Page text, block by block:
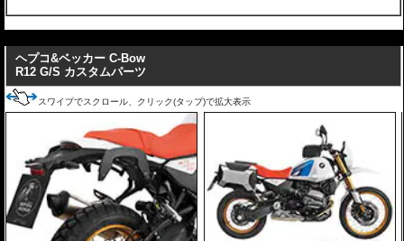
ヘプコ&ベッカー C-Bow
R12 G/S カスタムパーツ
スワイプでスクロール、クリック(タップ)で拡大表示